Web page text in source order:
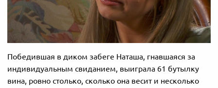
Победившая в диком забеге Наташа, гнавшаяся за
индивидуальным свиданием, выиграла 61 бутылку
вина, ровно столько, сколько она весит и несколько